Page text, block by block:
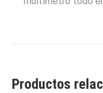
Productos